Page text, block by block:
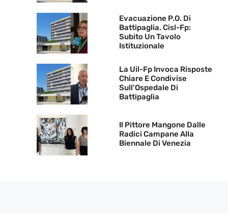
Evacuazione P.O. Di
Battipaglia. Cisl-Fp:
Subito Un Tavolo
Istituzionale
La Uil-Fp Invoca Risposte
Chiare E Condivise
Sull’Ospedale Di
Battipaglia
Il Pittore Mangone Dalle
Radici Campane Alla
Biennale Di Venezia